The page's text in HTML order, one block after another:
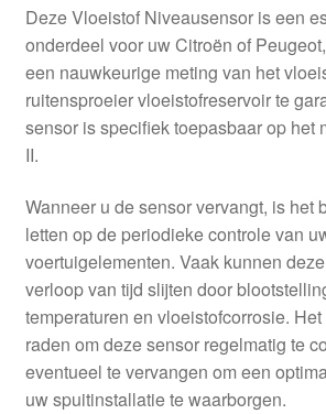
Deze Vloeistof Niveausensor is een
onderdeel voor uw Citroën of
een nauwkeurige meting van het
ruitensproeier vloeistofreservoir te
sensor is specifiek toepasbaar op het
II.
Wanneer u de sensor vervangt, is het
letten op de periodieke controle van
voertuigelementen. Vaak kunnen
verloop van tijd slijten door
temperaturen en vloeistofcorrosie.
raden om deze sensor regelmatig te
eventueel te vervangen om een
uw spuitinstallatie te waarborgen.